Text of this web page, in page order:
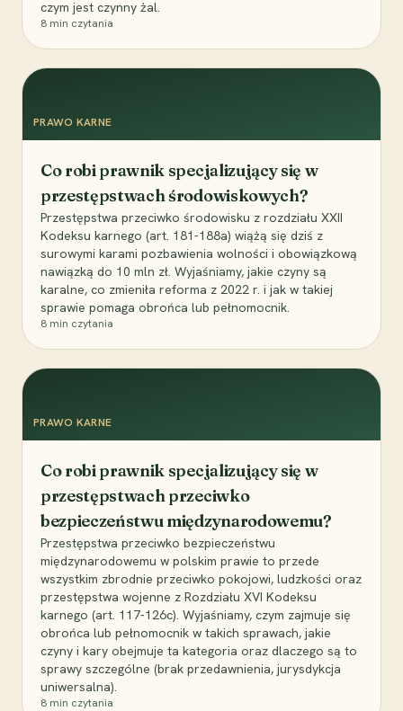
czym jest czynny żal.
8 min czytania
PRAWO KARNE
Co robi prawnik specjalizujący się w
przestępstwach środowiskowych?
Przestępstwa przeciwko środowisku z rozdziału XXII
Kodeksu karnego (art. 181-188a) wiążą się dziś z
surowymi karami pozbawienia wolności i obowiązkową
nawiązką do 10 mln zł. Wyjaśniamy, jakie czyny są
karalne, co zmieniła reforma z 2022 r. i jak w takiej
sprawie pomaga obrońca lub pełnomocnik.
8 min czytania
PRAWO KARNE
Co robi prawnik specjalizujący się w
przestępstwach przeciwko
bezpieczeństwu międzynarodowemu?
Przestępstwa przeciwko bezpieczeństwu
międzynarodowemu w polskim prawie to przede
wszystkim zbrodnie przeciwko pokojowi, ludzkości oraz
przestępstwa wojenne z Rozdziału XVI Kodeksu
karnego (art. 117-126c). Wyjaśniamy, czym zajmuje się
obrońca lub pełnomocnik w takich sprawach, jakie
czyny i kary obejmuje ta kategoria oraz dlaczego są to
sprawy szczególne (brak przedawnienia, jurysdykcja
uniwersalna).
8 min czytania